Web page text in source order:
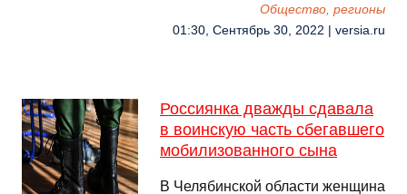
Общество, регионы
01:30, Сентябрь 30, 2022 | versia.ru
Россиянка дважды сдавала
в воинскую часть сбегавшего
мобилизованного сына
В Челябинской области женщина